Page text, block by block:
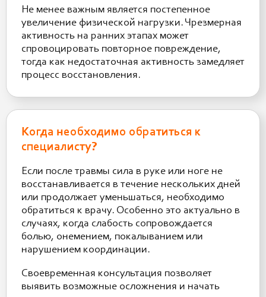
Не менее важным является постепенное
увеличение физической нагрузки. Чрезмерная
активность на ранних этапах может
спровоцировать повторное повреждение,
тогда как недостаточная активность замедляет
процесс восстановления.
Когда необходимо обратиться к
специалисту?
Если после травмы сила в руке или ноге не
восстанавливается в течение нескольких дней
или продолжает уменьшаться, необходимо
обратиться к врачу. Особенно это актуально в
случаях, когда слабость сопровождается
болью, онемением, покалыванием или
нарушением координации.
Своевременная консультация позволяет
выявить возможные осложнения и начать